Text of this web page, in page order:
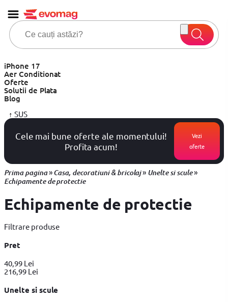
iPhone 17
Aer Conditionat
Oferte
Solutii de Plata
Blog
↑ SUS
Cele mai bune oferte ale momentului!
Profita acum!
Vezi
oferte
Prima pagina»Casa, decoratiuni & bricolaj» Unelte si scule»
Echipamente de protectie
Echipamente de protectie
Filtrare produse
Pret
40,99 Lei
216,99 Lei
Unelte si scule